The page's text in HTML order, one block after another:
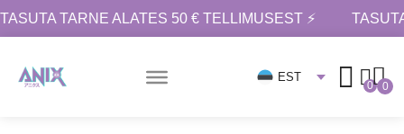
TASUTA TARNE ALATES 50 € TELLIMUSEST ⚡
EST
0 0